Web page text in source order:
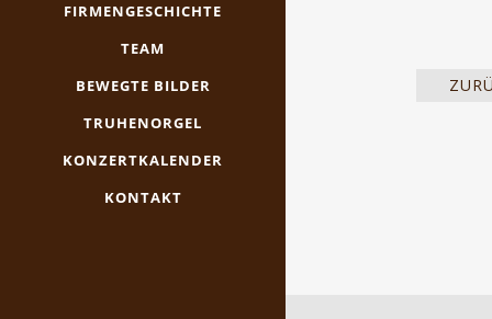
FIRMENGESCHICHTE
TEAM
BEWEGTE BILDER
TRUHENORGEL
KONZERTKALENDER
KONTAKT